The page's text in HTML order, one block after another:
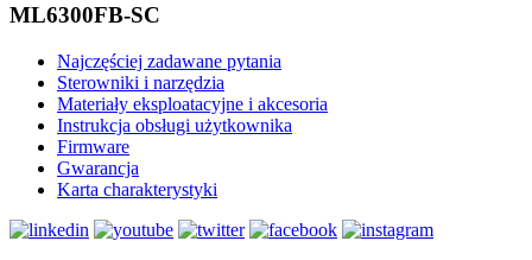
ML6300FB-SC
Najczęściej zadawane pytania
Sterowniki i narzędzia
Materiały eksploatacyjne i akcesoria
Instrukcja obsługi użytkownika
Firmware
Gwarancja
Karta charakterystyki